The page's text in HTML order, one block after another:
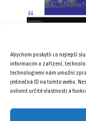
Abychom poskytli co nejlepší
informacím o zařízení,
technologiemi nám umožní
jedinečná ID na tomto webu.
ovlivnit určité vlastnosti a
49,00Kč
Přidat do košíku